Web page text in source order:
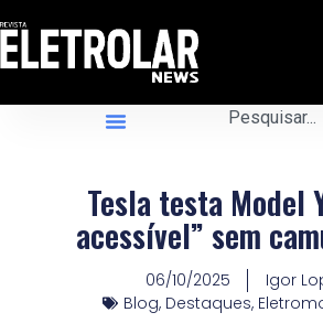
Tesla testa Model
acessível” sem
06/10/2025
Igor
Blog, Destaques,